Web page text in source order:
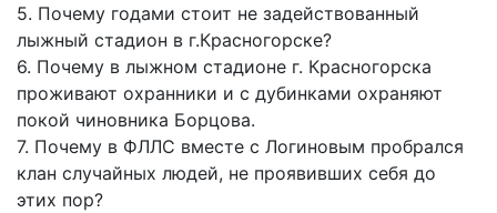
5. Почему годами стоит не задействованный
лыжный стадион в г.Красногорске?
6. Почему в лыжном стадионе г. Красногорска
проживают охранники и с дубинками охраняют
покой чиновника Борцова.
7. Почему в ФЛЛС вместе с Логиновым пробрался
клан случайных людей, не проявивших себя до
этих пор?